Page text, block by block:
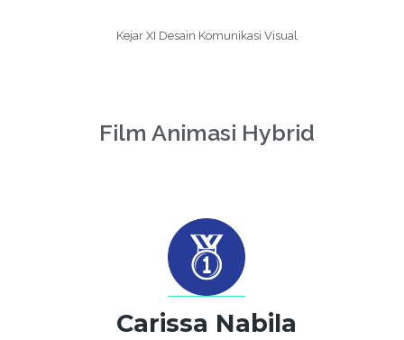
Kejar XI Desain Komunikasi Visual
Film Animasi Hybrid
Carissa Nabila